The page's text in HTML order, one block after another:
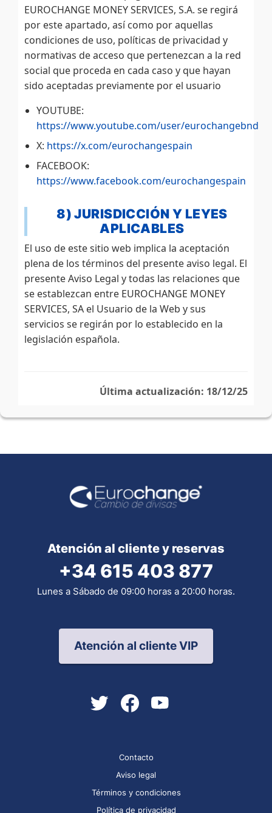
EUROCHANGE MONEY SERVICES, S.A. se regirá
por este apartado, así como por aquellas
condiciones de uso, políticas de privacidad y
normativas de acceso que pertenezcan a la red
social que proceda en cada caso y que hayan
sido aceptadas previamente por el usuario
YOUTUBE:
https://www.youtube.com/user/eurochangebnd
X: https://x.com/eurochangespain
FACEBOOK:
https://www.facebook.com/eurochangespain
8) JURISDICCIÓN Y LEYES
APLICABLES
El uso de este sitio web implica la aceptación
plena de los términos del presente aviso legal. El
presente Aviso Legal y todas las relaciones que
se establezcan entre EUROCHANGE MONEY
SERVICES, SA el Usuario de la Web y sus
servicios se regirán por lo establecido en la
legislación española.
Última actualización: 18/12/25
Atención al cliente y reservas
+34 615 403 877
Lunes a Sábado de 09:00 horas a 20:00 horas.
Atención al cliente VIP
Contacto
Aviso legal
Términos y condiciones
Política de privacidad